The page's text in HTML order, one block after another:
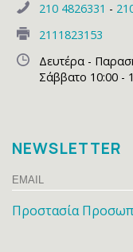
210 4826331 -
2111823153
Δευτέρα -
Σάββατο 10:00 -
NEWSLETTER
Email
Προστασία